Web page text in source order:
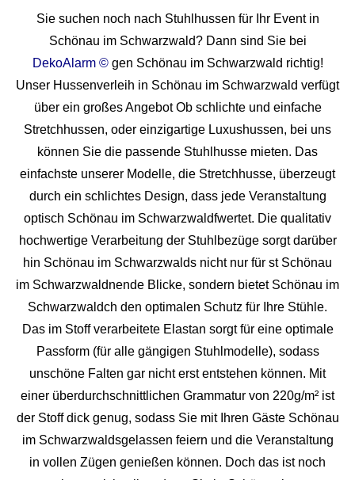
Sie suchen noch nach Stuhlhussen für Ihr Event in
Schönau im Schwarzwald? Dann sind Sie bei
DekoAlarm ©gen Schönau im Schwarzwald richtig!
Unser Hussenverleih in Schönau im Schwarzwald verfügt
über ein großes Angebot Ob schlichte und einfache
Stretchhussen, oder einzigartige Luxushussen, bei uns
können Sie die passende Stuhlhusse mieten. Das
einfachste unserer Modelle, die Stretchhusse, überzeugt
durch ein schlichtes Design, dass jede Veranstaltung
optisch Schönau im Schwarzwaldfwertet. Die qualitativ
hochwertige Verarbeitung der Stuhlbezüge sorgt darüber
hin Schönau im Schwarzwalds nicht nur für st Schönau
im Schwarzwaldnende Blicke, sondern bietet Schönau im
Schwarzwaldch den optimalen Schutz für Ihre Stühle.
Das im Stoff verarbeitete Elastan sorgt für eine optimale
Passform (für alle gängigen Stuhlmodelle), sodass
unschöne Falten gar nicht erst entstehen können. Mit
einer überdurchschnittlichen Grammatur von 220g/m² ist
der Stoff dick genug, sodass Sie mit Ihren Gäste Schönau
im Schwarzwaldsgelassen feiern und die Veranstaltung
in vollen Zügen genießen können. Doch das ist noch